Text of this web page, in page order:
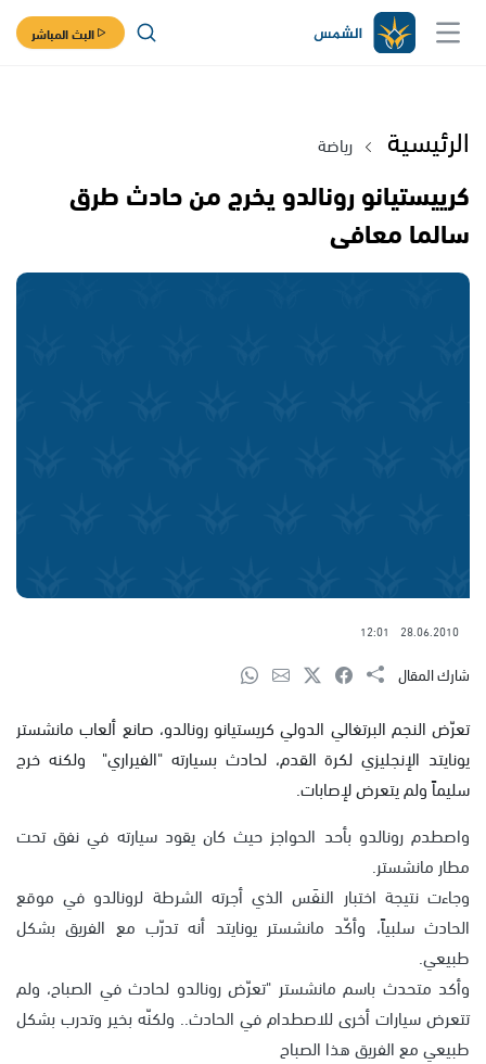
البث المباشر
الرئيسية رياضة
كرييستيانو رونالدو يخرج من حادث طرق
سالما معافى
28.06.2010
12:01
شارك المقال
تعرّض النجم البرتغالي الدولي كريستيانو رونالدو، صانع ألعاب مانشستر
يونايتد الإنجليزي لكرة القدم، لحادث بسيارته "الفيراري" ولكنه خرج
سليماً ولم يتعرض لإصابات.
واصطدم رونالدو بأحد الحواجز حيث كان يقود سيارته في نفق تحت
مطار مانشستر.
وجاءت نتيجة اختبار النفَس الذي أجرته الشرطة لرونالدو في موقع
الحادث سلبياً، وأكّد مانشستر يونايتد أنه تدرّب مع الفريق بشكل
طبيعي.
وأكد متحدث باسم مانشستر "تعرّض رونالدو لحادث في الصباح، ولم
تتعرض سيارات أخرى للاصطدام في الحادث.. ولكنّه بخير وتدرب بشكل
طبيعي مع الفريق هذا الصباح